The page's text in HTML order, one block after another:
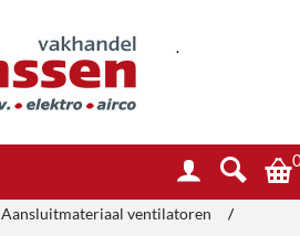
.
Aansluitmateriaal ventilatoren
/